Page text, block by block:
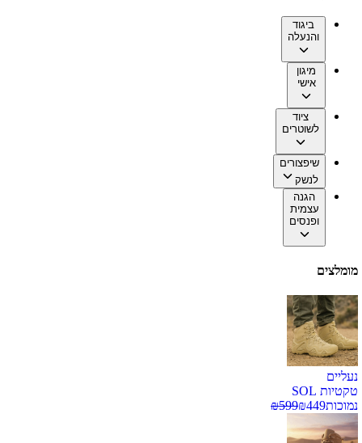
ביגוד
והנעלה
מיגון
אישי
ציוד
לשוטרים
שיפצורים
לנשק
הגנה
עצמית
ופנסים
מומלצים
נעליים
טקטיות SOL
נמוכות
₪449
₪599